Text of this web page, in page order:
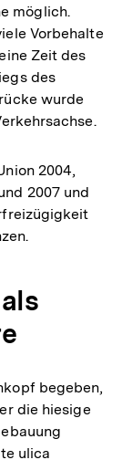
möglich.
Vorbehalte
Zeit des
des
wurde
2004,
2007 und
begeben,
die hiesige
ulica